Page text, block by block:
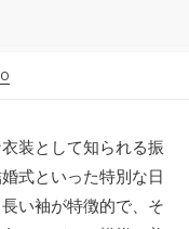
装として知られる振
式といった特別な日
い袖が特徴的で、そ